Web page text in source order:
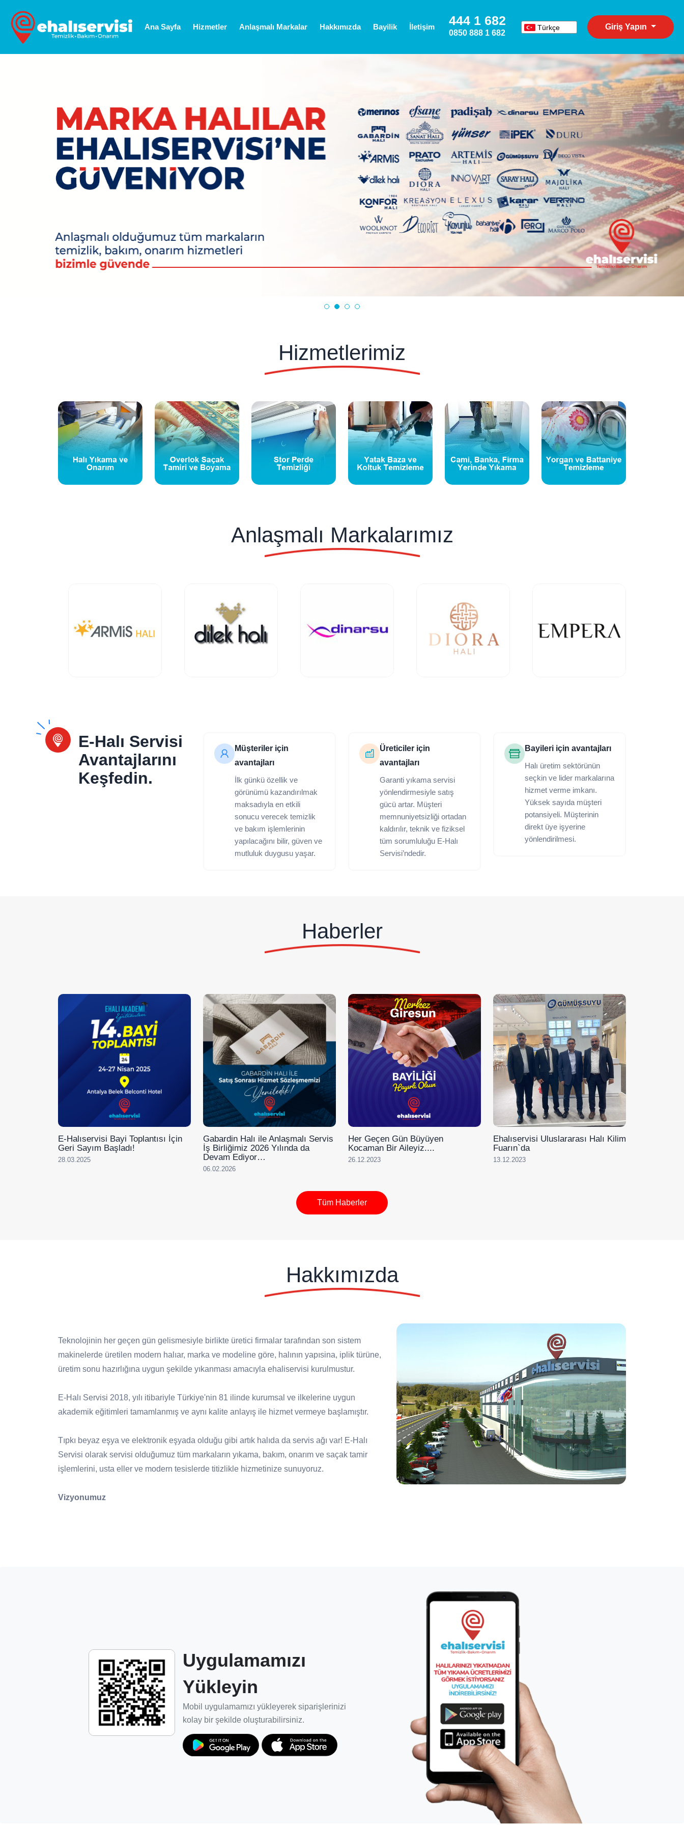
Ana Sayfa Hizmetler Anlaşmalı Markalar Hakkımızda Bayilik İletişim 444 1 682
0850 888 1 682
Türkçe
Español
Deutsch
Русский
عربي
Giriş Yapın
Hizmetlerimiz
Anlaşmalı Markalarımız
E-Halı Servisi
Avantajlarını
Keşfedin.
Müşteriler için
avantajları
İlk günkü özellik ve
görünümü kazandırılmak
maksadıyla en etkili
sonucu verecek temizlik
ve bakım işlemlerinin
yapılacağını bilir, güven ve
mutluluk duygusu yaşar.
Üreticiler için
avantajları
Garanti yıkama servisi
yönlendirmesiyle satış
gücü artar. Müşteri
memnuniyetsizliği ortadan
kaldırılır, teknik ve fiziksel
tüm sorumluluğu E-Halı
Servisi’ndedir.
Bayileri için avantajları
Halı üretim sektörünün
seçkin ve lider markalarına
hizmet verme imkanı.
Yüksek sayıda müşteri
potansiyeli. Müşterinin
direkt üye işyerine
yönlendirilmesi.
Haberler
E-Halıservisi Bayi Toplantısı İçin
Geri Sayım Başladı!
28.03.2025
Gabardin Halı ile Anlaşmalı Servis
İş Birliğimiz 2026 Yılında da
Devam Ediyor…
06.02.2026
Her Geçen Gün Büyüyen
Kocaman Bir Aileyiz....
26.12.2023
Ehalıservisi Uluslararası Halı Kilim
Fuarın`da
13.12.2023
Tüm Haberler
Hakkımızda
Teknolojinin her geçen gün gelismesiyle birlikte üretici firmalar tarafından son sistem
makinelerde üretilen modern halıar, marka ve modeline göre, halının yapısina, iplik türüne,
üretim sonu hazırlığına uygun şekilde yıkanması amacıyla ehaliservisi kurulmustur.
E-Halı Servisi 2018, yılı itibariyle Türkiye'nin 81 ilinde kurumsal ve ilkelerine uygun
akademik eğitimleri tamamlanmış ve aynı kalite anlayış ile hizmet vermeye başlamıştır.
Tıpkı beyaz eşya ve elektronik eşyada olduğu gibi artık halıda da servis ağı var! E-Halı
Servisi olarak servisi olduğumuz tüm markaların yıkama, bakım, onarım ve saçak tamir
işlemlerini, usta eller ve modern tesislerde titizlikle hizmetinize sunuyoruz.
Vizyonumuz
Misyonumuz
Dünya pazarında kalitesini ispat etmiş Türk halısının, doğru ürün ve metotlarla
bakımını yaparak, estetik ve kalitesinden ödün vermeden kullanım ömrünü en üst
seviyeye yükseltiyoruz.
Bakım ve temizlik işleminin marka sahipleri ve müşteriler için garanti süresi
kapsamında ve güven ortamında gelişmesini sağlıyoruz.
E-Halı Servisi ağı ve hizmetlerinin iç pazarda başarıyla hizmet vermesi için yeniden
Uygulamamızı
Yükleyin
Mobil uygulamamızı yükleyerek siparişlerinizi
kolay bir şekilde oluşturabilirsiniz.